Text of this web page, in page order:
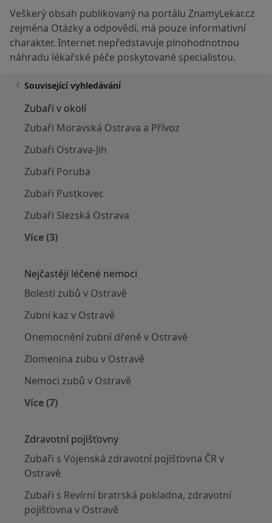
Veškerý obsah publikovaný na portálu ZnamyLekar.cz
zejména Otázky a odpovědi, má pouze informativní
charakter. Internet nepředstavuje plnohodnotnou
náhradu lékařské péče poskytované specialistou.
Související vyhledávání
Zubaři v okolí
Zubaři Moravská Ostrava a Přívoz
Zubaři Ostrava-Jih
Zubaři Poruba
Zubaři Pustkovec
Zubaři Slezská Ostrava
Více (3)
Nejčastěji léčené nemoci
Bolesti zubů v Ostravě
Zubní kaz v Ostravě
Onemocnění zubní dřeně v Ostravě
Zlomenina zubu v Ostravě
Nemoci zubů v Ostravě
Více (7)
Zdravotní pojišťovny
Zubaři s Vojenská zdravotní pojišťovna ČR v
Ostravě
Zubaři s Revírní bratrská pokladna, zdravotní
pojišťovna v Ostravě